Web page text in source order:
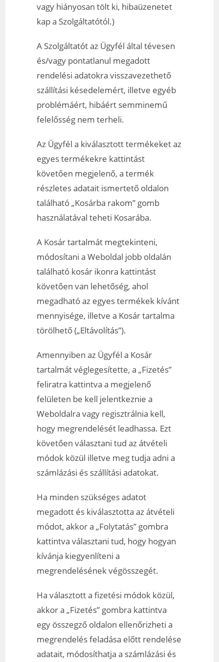
vagy hiányosan tölt ki, hibaüzenetet
kap a Szolgáltatótól.)
A Szolgáltatót az Ügyfél által tévesen
és/vagy pontatlanul megadott
rendelési adatokra visszavezethető
szállítási késedelemért, illetve egyéb
problémáért, hibáért semminemű
felelősség nem terheli.
Az Ügyfél a kiválasztott termékeket az
egyes termékekre kattintást
követően megjelenő, a termék
részletes adatait ismertető oldalon
található „Kosárba rakom” gomb
használatával teheti Kosarába.
A Kosár tartalmát megtekinteni,
módosítani a Weboldal jobb oldalán
található kosár ikonra kattintást
követően van lehetőség, ahol
megadható az egyes termékek kívánt
mennyisége, illetve a Kosár tartalma
törölhető („Eltávolítás”).
Amennyiben az Ügyfél a Kosár
tartalmát véglegesítette, a „Fizetés”
feliratra kattintva a megjelenő
felületen be kell jelentkeznie a
Weboldalra vagy regisztrálnia kell,
hogy megrendelését leadhassa. Ezt
követően választani tud az átvételi
módok közül illetve meg tudja adni a
számlázási és szállítási adatokat.
Ha minden szükséges adatot
megadott és kiválasztotta az átvételi
módot, akkor a „Folytatás” gombra
kattintva választani tud, hogy hogyan
kívánja kiegyenlíteni a
megrendelésének végösszegét.
Ha választott a fizetési módok közül,
akkor a „Fizetés” gombra kattintva
egy összegző oldalon ellenőrizheti a
megrendelés feladása előtt rendelése
adatait, módosíthatja a számlázási és